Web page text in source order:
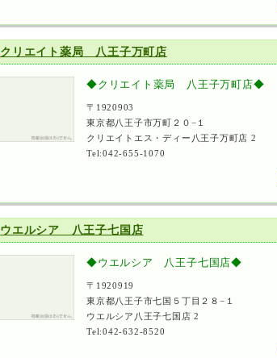
クリエイト薬局 八王子万町店
◆クリエイト薬局 八王子万町店◆
〒1920903
東京都八王子市万町２０−１
クリエイトエス・ディー八王子万町店 2
Tel:042-655-1070
ウエルシア 八王子七国店
◆ウエルシア 八王子七国店◆
〒1920919
東京都八王子市七国５丁目２８−１
ウエルシア八王子七国店 2
Tel:042-632-8520